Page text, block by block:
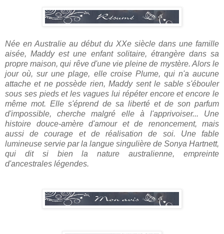
Née en Australie au début du XXe siècle dans une famille
aisée, Maddy est une enfant solitaire, étrangère dans sa
propre maison, qui rêve d'une vie pleine de mystère. Alors le
jour où, sur une plage, elle croise Plume, qui n'a aucune
attache et ne possède rien, Maddy sent le sable s'ébouler
sous ses pieds et les vagues lui répéter encore et encore le
même mot. Elle s'éprend de sa liberté et de son parfum
d'impossible, cherche malgré elle à l'apprivoiser... Une
histoire douce-amère d'amour et de renoncement, mais
aussi de courage et de réalisation de soi. Une fable
lumineuse servie par la langue singulière de Sonya Hartnett,
qui dit si bien la nature australienne, empreinte
d'ancestrales légendes.